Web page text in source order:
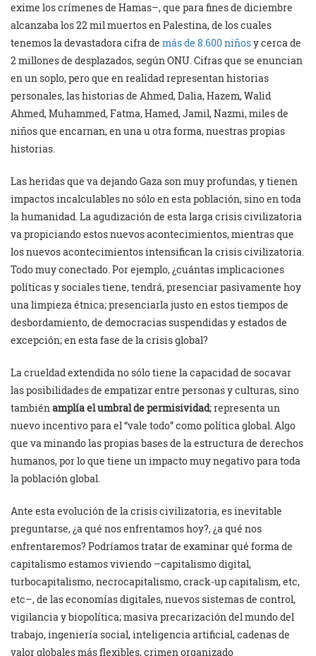
exime los crímenes de Hamas–, que para fines de diciembre
alcanzaba los 22 mil muertos en Palestina, de los cuales
tenemos la devastadora cifra de más de 8.600 niñosy cerca de
2 millones de desplazados, según ONU. Cifras que se enuncian
en un soplo, pero que en realidad representan historias
personales, las historias de Ahmed, Dalia, Hazem, Walid
Ahmed, Muhammed, Fatma, Hamed, Jamil, Nazmi, miles de
niños que encarnan, en una u otra forma, nuestras propias
historias.
Las heridas que va dejando Gaza son muy profundas, y tienen
impactos incalculables no sólo en esta población, sino en toda
la humanidad. La agudización de esta larga crisis civilizatoria
va propiciando estos nuevos acontecimientos, mientras que
los nuevos acontecimientos intensifican la crisis civilizatoria.
Todo muy conectado. Por ejemplo, ¿cuántas implicaciones
políticas y sociales tiene, tendrá, presenciar pasivamente hoy
una limpieza étnica; presenciarla justo en estos tiempos de
desbordamiento, de democracias suspendidas y estados de
excepción; en esta fase de la crisis global?
La crueldad extendida no sólo tiene la capacidad de socavar
las posibilidades de empatizar entre personas y culturas, sino
tambiénamplía el umbral de permisividad; representa un
nuevo incentivo para el “vale todo” como política global. Algo
que va minando las propias bases de la estructura de derechos
humanos, por lo que tiene un impacto muy negativo para toda
la población global.
Ante esta evolución de la crisis civilizatoria, es inevitable
preguntarse, ¿a qué nos enfrentamos hoy?, ¿a qué nos
enfrentaremos? Podríamos tratar de examinar qué forma de
capitalismo estamos viviendo –capitalismo digital,
turbocapitalismo, necrocapitalismo, crack-up capitalism, etc,
etc–, de las economías digitales, nuevos sistemas de control,
vigilancia y biopolítica; masiva precarización del mundo del
trabajo, ingeniería social, inteligencia artificial, cadenas de
valor globales más flexibles, crimen organizado